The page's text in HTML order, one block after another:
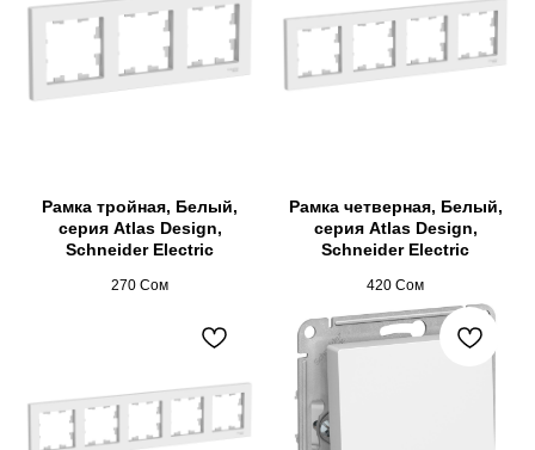
Рамка тройная, Белый,
серия Atlas Design,
Schneider Electric
270 Сом
Рамка четверная, Белый,
серия Atlas Design,
Schneider Electric
420 Сом